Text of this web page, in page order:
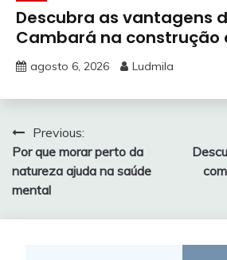
Descubra as vantagens
Cambará na construção
agosto 6, 2026 Ludmila
Navegação
de
Post
Previous:
Por que morar perto da
natureza ajuda na saúde
mental